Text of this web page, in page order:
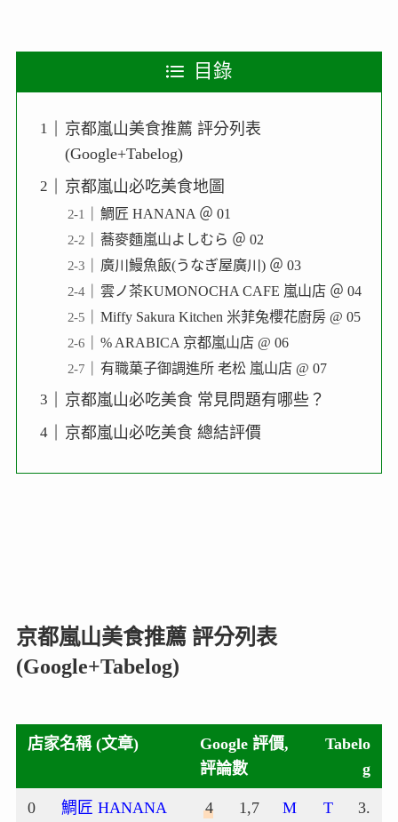
目錄
京都嵐山美食推薦 評分列表
(Google+Tabelog)
京都嵐山必吃美食地圖
鯛匠 HANANA ＠ 01
蕎麥麵嵐山よしむら ＠ 02
廣川鰻魚飯(うなぎ屋廣川) ＠ 03
雲ノ茶KUMONOCHA CAFE 嵐山店 ＠ 04
Miffy Sakura Kitchen 米菲兔櫻花廚房 @ 05
% ARABICA 京都嵐山店 @ 06
有職菓子御調進所 老松 嵐山店 @ 07
京都嵐山必吃美食 常見問題有哪些？
京都嵐山必吃美食 總結評價
京都嵐山美食推薦 評分列表
(Google+Tabelog)
店家名稱 (文章)
Google 評價,
評論數
Tabelo
g
0
鯛匠 HANANA
4
1,7
M
T
3.